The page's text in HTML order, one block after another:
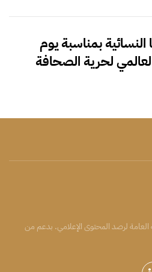
النسائية بمناسبة يوم
لحرية الصحافة
لرصد المحتوى الإعلامي. بدعم من